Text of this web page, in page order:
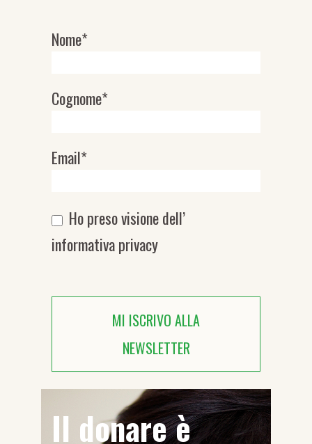
Newsletter
Nome*
Cognome*
Email*
Ho preso visione dell’
informativa privacy
MI ISCRIVO ALLA
NEWSLETTER
Il donare è